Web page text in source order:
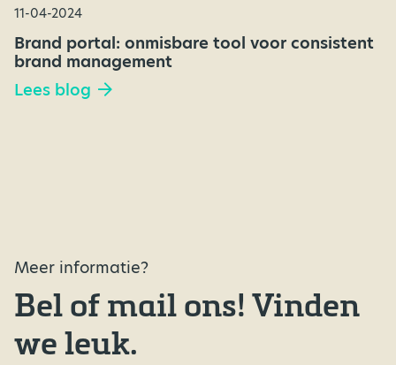
11-04-2024
Brand portal: onmisbare tool voor consistent
brand management
Lees blog
Meer informatie?
Bel of mail ons! Vinden
we leuk.